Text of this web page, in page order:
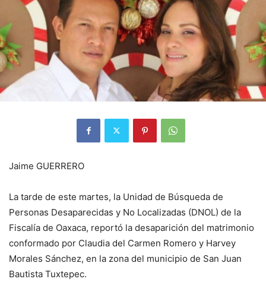
Jaime GUERRERO
La tarde de este martes, la Unidad de Búsqueda de
Personas Desaparecidas y No Localizadas (DNOL) de la
Fiscalía de Oaxaca, reportó la desaparición del matrimonio
conformado por Claudia del Carmen Romero y Harvey
Morales Sánchez, en la zona del municipio de San Juan
Bautista Tuxtepec.